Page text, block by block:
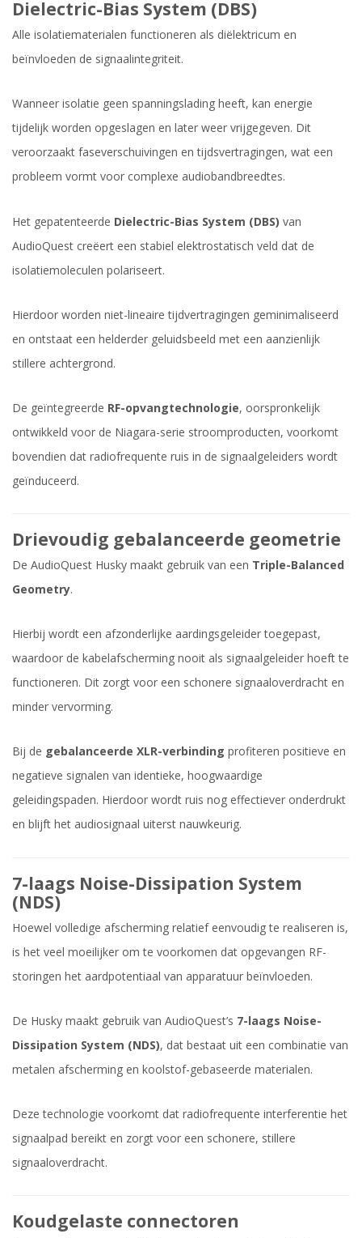
Dielectric-Bias System (DBS)
Alle isolatiematerialen functioneren als diëlektricum en
beïnvloeden de signaalintegriteit.
Wanneer isolatie geen spanningslading heeft, kan energie
tijdelijk worden opgeslagen en later weer vrijgegeven. Dit
veroorzaakt faseverschuivingen en tijdsvertragingen, wat een
probleem vormt voor complexe audiobandbreedtes.
Het gepatenteerde Dielectric-Bias System (DBS) van
AudioQuest creëert een stabiel elektrostatisch veld dat de
isolatiemoleculen polariseert.
Hierdoor worden niet-lineaire tijdvertragingen geminimaliseerd
en ontstaat een helderder geluidsbeeld met een aanzienlijk
stillere achtergrond.
De geïntegreerde RF-opvangtechnologie, oorspronkelijk
ontwikkeld voor de Niagara-serie stroomproducten, voorkomt
bovendien dat radiofrequente ruis in de signaalgeleiders wordt
geïnduceerd.
Drievoudig gebalanceerde geometrie
De AudioQuest Husky maakt gebruik van een Triple-Balanced
Geometry.
Hierbij wordt een afzonderlijke aardingsgeleider toegepast,
waardoor de kabelafscherming nooit als signaalgeleider hoeft te
functioneren. Dit zorgt voor een schonere signaaloverdracht en
minder vervorming.
Bij de gebalanceerde XLR-verbinding profiteren positieve en
negatieve signalen van identieke, hoogwaardige
geleidingspaden. Hierdoor wordt ruis nog effectiever onderdrukt
en blijft het audiosignaal uiterst nauwkeurig.
7-laags Noise-Dissipation System
(NDS)
Hoewel volledige afscherming relatief eenvoudig te realiseren is,
is het veel moeilijker om te voorkomen dat opgevangen RF-
storingen het aardpotentiaal van apparatuur beïnvloeden.
De Husky maakt gebruik van AudioQuest’s 7-laags Noise-
Dissipation System (NDS), dat bestaat uit een combinatie van
metalen afscherming en koolstof-gebaseerde materialen.
Deze technologie voorkomt dat radiofrequente interferentie het
signaalpad bereikt en zorgt voor een schonere, stillere
signaaloverdracht.
Koudgelaste connectoren